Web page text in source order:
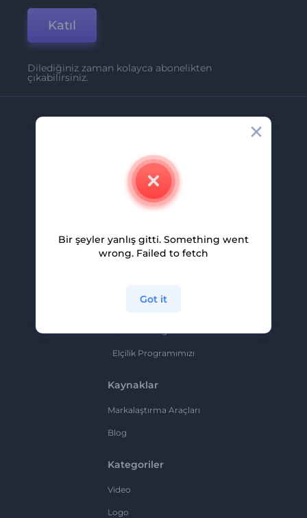
Katıl
Dilediğiniz zaman kolayca abonelikten
çıkabilirsiniz.
İletişim
Kariyer
Ortaklık Programı
Elçilik Programımızı
Kaynaklar
Markalaştırma Araçları
Blog
Kategoriler
Video
Logo
Bir şeyler yanlış gitti. Something went
wrong. Failed to fetch
Got it